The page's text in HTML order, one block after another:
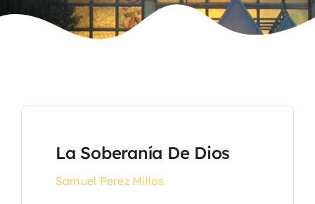
La Soberanía De Dios
Samuel Perez Millos